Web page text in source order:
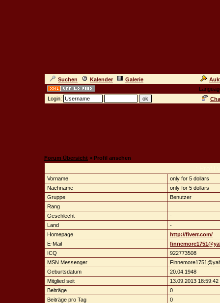
Suchen Kalender Galerie
Login:
Forum Übersicht » Profil ansehen
Vorname
only for 5 dollars
Nachname
only for 5 dollars
Gruppe
Benutzer
Rang
Geschlecht
-
Land
-
Homepage
http://fiverr.com/
E-Mail
ICQ
922773508
MSN Messenger
Geburtsdatum
20.04.1948
Mitglied seit
13.09.2013 18:59:42
Beiträge
0
Beiträge pro Tag
0